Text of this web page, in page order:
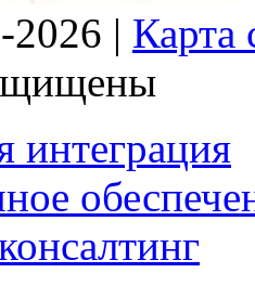
| Карта
интеграция